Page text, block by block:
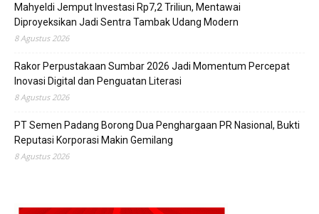
Mahyeldi Jemput Investasi Rp7,2 Triliun, Mentawai
Diproyeksikan Jadi Sentra Tambak Udang Modern
8 Agustus 2026
Rakor Perpustakaan Sumbar 2026 Jadi Momentum Percepat
Inovasi Digital dan Penguatan Literasi
8 Agustus 2026
PT Semen Padang Borong Dua Penghargaan PR Nasional, Bukti
Reputasi Korporasi Makin Gemilang
8 Agustus 2026